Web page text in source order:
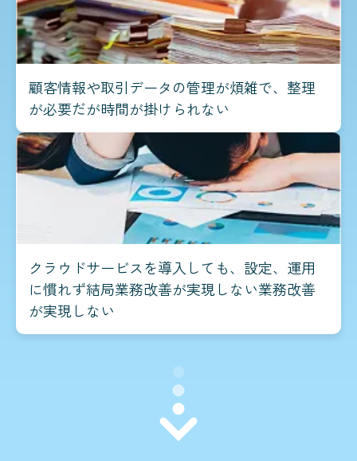
顧客情報や取引データの管理が煩雑で、整理
が必要だが時間が掛けられない
クラウドサービスを導入しても、設定、運用
に慣れず結局業務改善が実現しない業務改善
が実現しない